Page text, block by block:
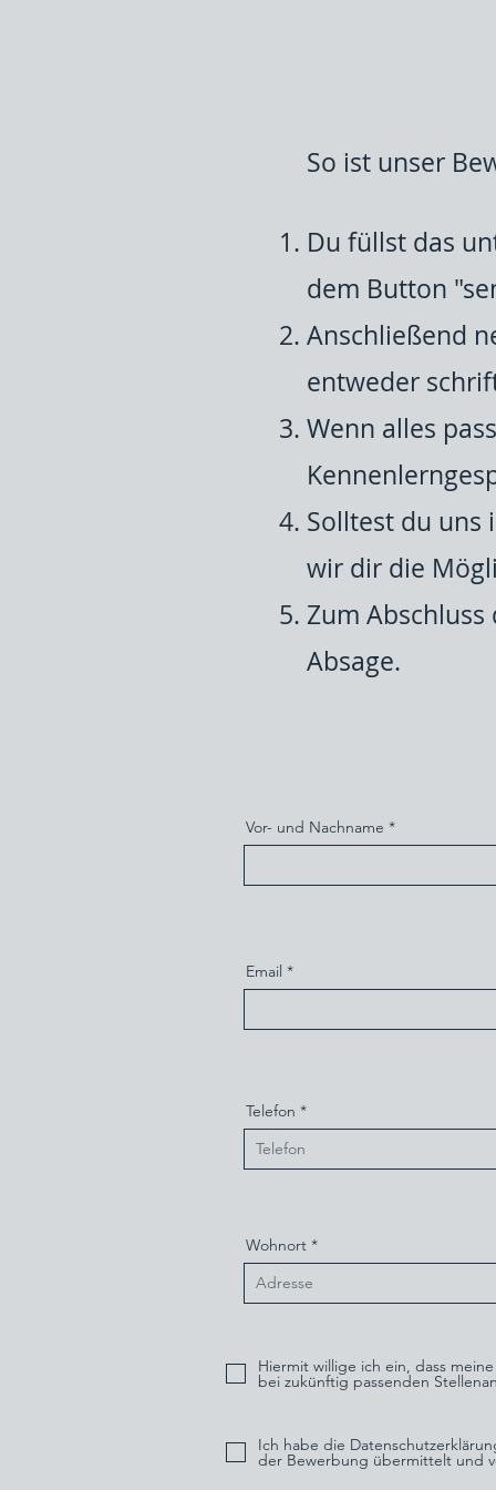
So ist unser
Du füllst das
dem Button
Anschließend
entweder
Wenn alles
Solltest du uns
wir dir die
Zum
Absage.
Vor- und Nachname
Email
Telefon
Wohnort
Hiermit willige ich ein, dass
bei zukünftig passenden
Ich habe die
der Bewerbung übermittelt und